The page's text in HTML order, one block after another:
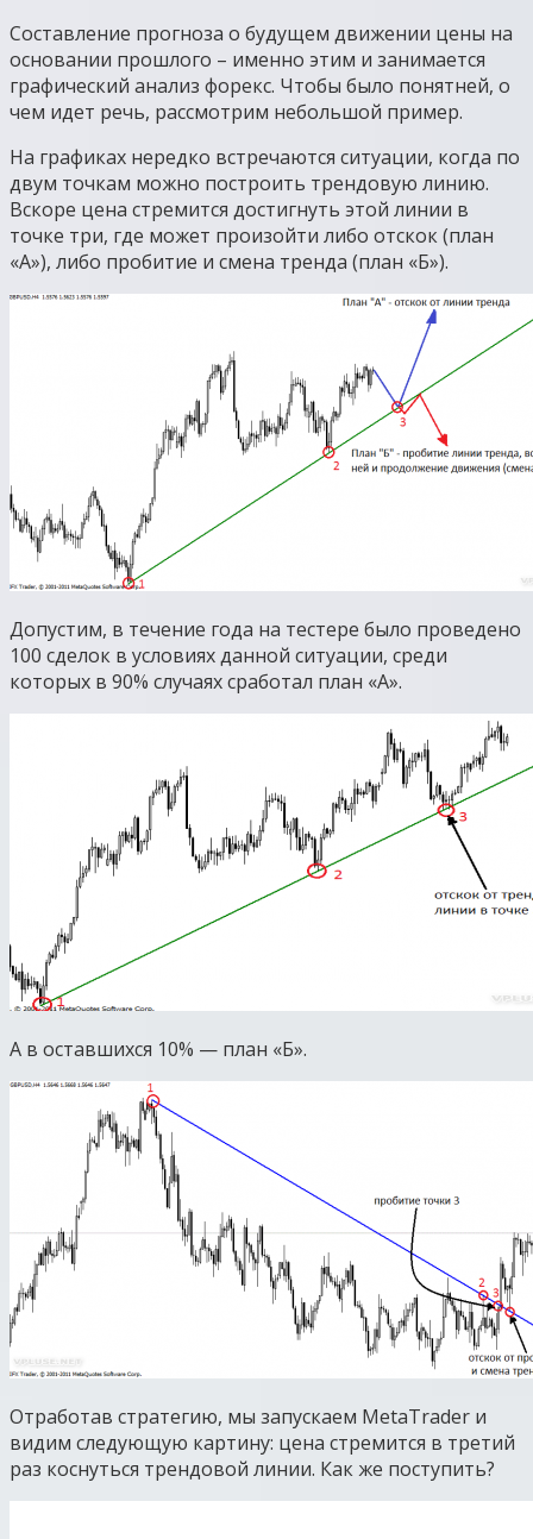
Составление прогноза о будущем движении цены на
основании прошлого – именно этим и занимается
графический анализ форекс. Чтобы было понятней, о
чем идет речь, рассмотрим небольшой пример.
На графиках нередко встречаются ситуации, когда по
двум точкам можно построить трендовую линию.
Вскоре цена стремится достигнуть этой линии в
точке три, где может произойти либо отскок (план
«А»), либо пробитие и смена тренда (план «Б»).
Допустим, в течение года на тестере было проведено
100 сделок в условиях данной ситуации, среди
которых в 90% случаях сработал план «А».
А в оставшихся 10% — план «Б».
Отработав стратегию, мы запускаем MetaTrader и
видим следующую картину: цена стремится в третий
раз коснуться трендовой линии. Как же поступить?